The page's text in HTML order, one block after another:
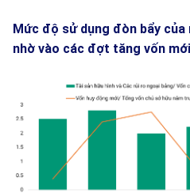
Mức độ sử dụng đòn bẩy của
nhờ vào các đợt tăng vốn